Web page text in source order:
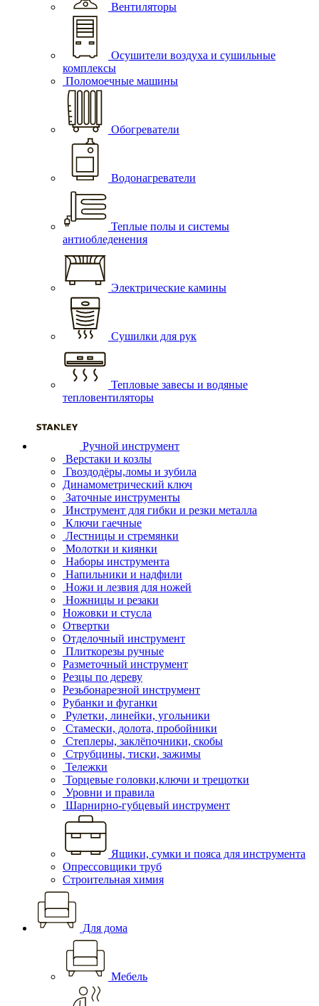
Вентиляторы
Осушители воздуха и сушильные
комплексы
Поломоечные машины
Обогреватели
Водонагреватели
Теплые полы и системы
антиобледенения
Электрические камины
Сушилки для рук
Тепловые завесы и водяные
тепловентиляторы
Ручной инструмент
Верстаки и козлы
Гвоздодёры,ломы и зубила
Динамометрический ключ
Заточные инструменты
Инструмент для гибки и резки металла
Ключи гаечные
Лестницы и стремянки
Молотки и киянки
Наборы инструмента
Напильники и надфили
Ножи и лезвия для ножей
Ножницы и резаки
Ножовки и стусла
Отвертки
Отделочный инструмент
Плиткорезы ручные
Разметочный инструмент
Резцы по дереву
Резьбонарезной инструмент
Рубанки и фуганки
Рулетки, линейки, угольники
Стамески, долота, пробойники
Степлеры, заклёпочники, скобы
Струбцины, тиски, зажимы
Тележки
Торцевые головки,ключи и трещотки
Уровни и правила
Шарнирно-губцевый инструмент
Ящики, сумки и пояса для инструмента
Опрессовщики труб
Строительная химия
Для дома
Мебель